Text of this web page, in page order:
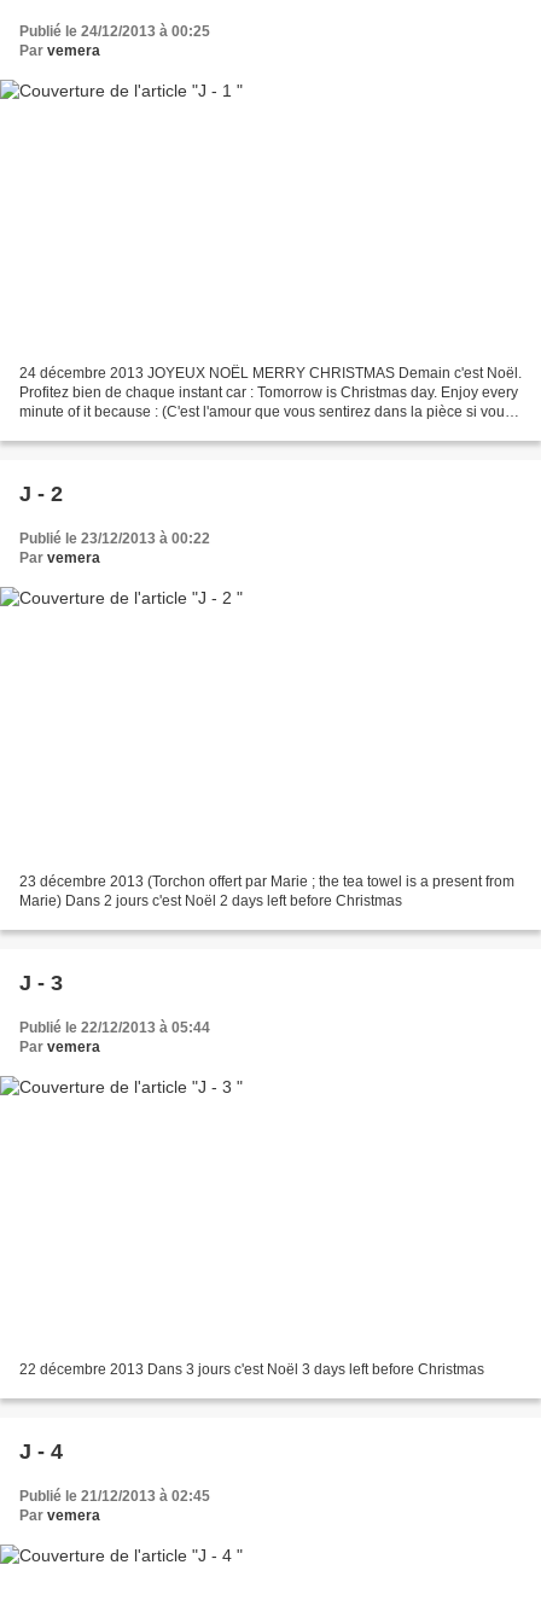
Publié le 24/12/2013 à 00:25
Par vemera
24 décembre 2013 JOYEUX NOËL MERRY CHRISTMAS Demain c'est Noël.
Profitez bien de chaque instant car : Tomorrow is Christmas day. Enjoy every
minute of it because : (C'est l'amour que vous sentirez dans la pièce si vous
J - 2
Publié le 23/12/2013 à 00:22
Par vemera
23 décembre 2013 (Torchon offert par Marie ; the tea towel is a present from
Marie) Dans 2 jours c'est Noël 2 days left before Christmas
J - 3
Publié le 22/12/2013 à 05:44
Par vemera
22 décembre 2013 Dans 3 jours c'est Noël 3 days left before Christmas
J - 4
Publié le 21/12/2013 à 02:45
Par vemera